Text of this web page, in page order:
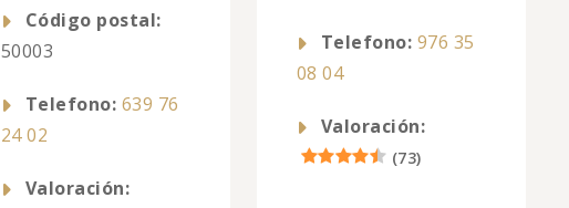
Código postal:
50003
Telefono: 639 76
24 02
Valoración:
Telefono: 976 35
08 04
Valoración:
(73)